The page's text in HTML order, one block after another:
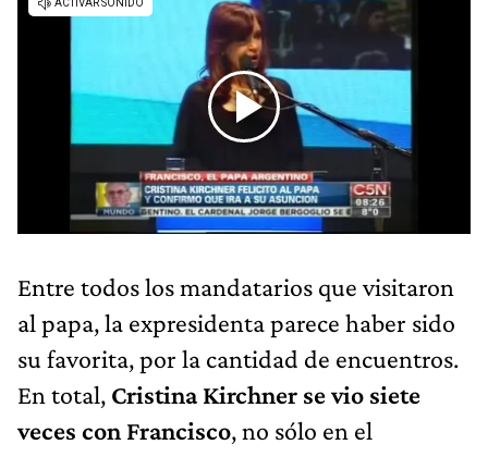
Entre todos los mandatarios que visitaron
al papa, la expresidenta parece haber sido
su favorita, por la cantidad de encuentros.
En total, Cristina Kirchner se vio siete
veces con Francisco, no sólo en el